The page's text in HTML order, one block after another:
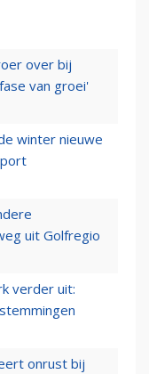
over bij
van groei'
winter nieuwe
uit Golfregio
verder uit:
onrust bij